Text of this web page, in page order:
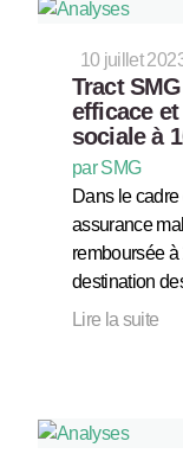
10 juillet
Tract
efficace
sociale à
par SMG
Dans le
assurance
remboursée
destination
Lire la suite